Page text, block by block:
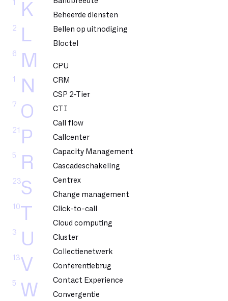
K
1
L
2
M
6
N
1
O
7
P
21
R
5
S
23
T
10
U
3
V
13
W
5
Beheerde diensten
Bellen op uitnodiging
Bloctel
CPU
CRM
CSP 2-Tier
CTI
Call flow
Callcenter
Capacity Management
Cascadeschakeling
Centrex
Change management
Click-to-call
Cloud computing
Cluster
Collectienetwerk
Conferentiebrug
Contact Experience
Convergentie